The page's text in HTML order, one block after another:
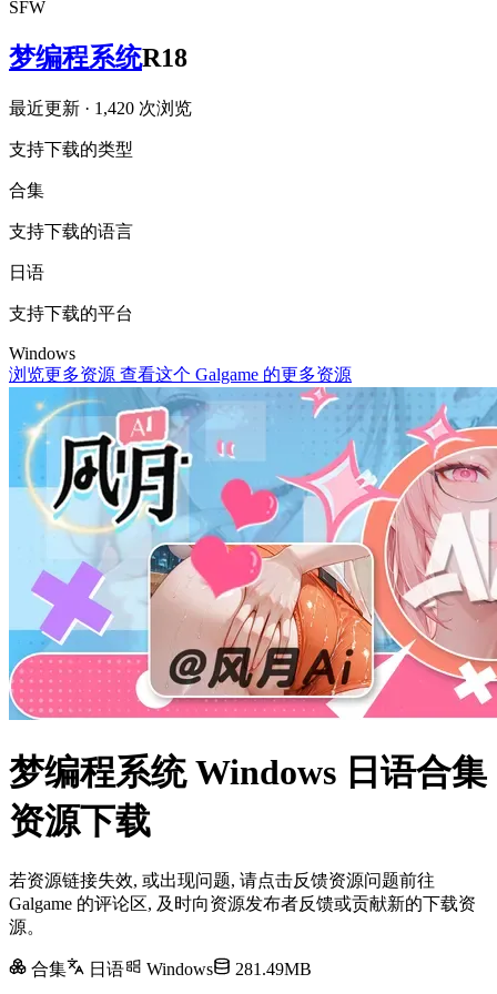
SFW
梦编程系统R18
最近更新 · 1,420 次浏览
支持下载的类型
合集
支持下载的语言
日语
支持下载的平台
Windows
浏览更多资源 查看这个 Galgame 的更多资源
梦编程系统 Windows 日语合集
资源下载
若资源链接失效, 或出现问题, 请点击反馈资源问题前往
Galgame 的评论区, 及时向资源发布者反馈或贡献新的下载资
源。
合集 日语 Windows 281.49MB